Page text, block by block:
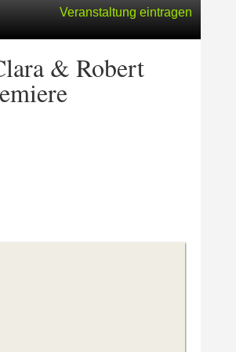
Veranstaltung eintragen
& Robert